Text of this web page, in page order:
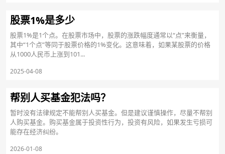
股票1%是多少
股票1%是1个点。在股票市场中，股票的涨跌幅度通常以“点”来衡量，
其中“1个点”等同于股票价格的1%变化。这意味着，如果某股票的价格
从1000人民币上涨到101...
2025-04-08
帮别人买基金犯法吗？
暂时没有法律规定不能帮别人买基金。但是建议谨慎操作，尽量不帮别
人购买基金。购买基金属于投资性行为，投资有风险，如果发生亏损可
能存在经济纠纷。
2026-01-08